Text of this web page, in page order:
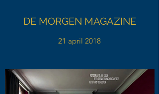
DE MORGEN MAGAZINE
21 april 2018